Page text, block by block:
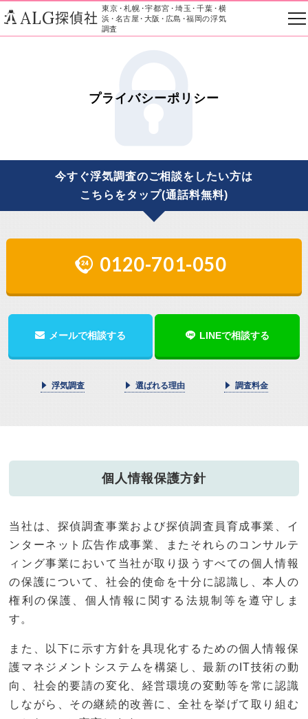
東京・札幌・宇都宮・埼玉・千葉・横
浜・名古屋・大阪 ・広島・福岡の浮気
調査
ALG探偵社
プライバシーポリシー
今すぐ浮気調査のご相談をしたい方は
こちらをタップ(通話料無料)
0120-701-050
メールで相談する LINEで相談する
浮気調査 選ばれる理由 調査料金
個人情報保護方針
当社は、探偵調査事業および探偵調査員育成事業、イ
ンターネット広告作成事業、またそれらのコンサルテ
ィング事業において当社が取り扱うすべての個人情報
の保護について、社会的使命を十分に認識し、本人の
権利の保護、個人情報に関する法規制等を遵守しま
す。
また、以下に示す方針を具現化するための個人情報保
護マネジメントシステムを構築し、最新のIT技術の動
向、社会的要請の変化、経営環境の変動等を常に認識
しながら、その継続的改善に、全社を挙げて取り組む